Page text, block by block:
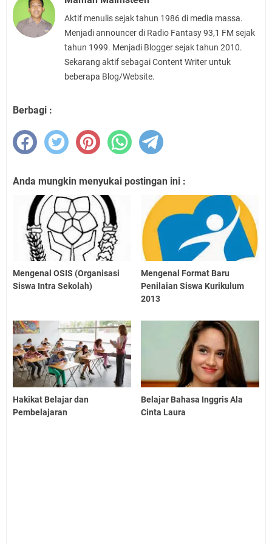
Aktif menulis sejak tahun 1986 di media massa.
Menjadi announcer di Radio Fantasy 93,1 FM sejak
tahun 1999. Menjadi Blogger sejak tahun 2010.
Sekarang aktif sebagai Content Writer untuk
beberapa Blog/Website.
Berbagi :
Anda mungkin menyukai postingan ini :
Mengenal OSIS (Organisasi
Siswa Intra Sekolah)
Mengenal Format Baru
Penilaian Siswa Kurikulum
2013
Hakikat Belajar dan
Pembelajaran
Belajar Bahasa Inggris Ala
Cinta Laura